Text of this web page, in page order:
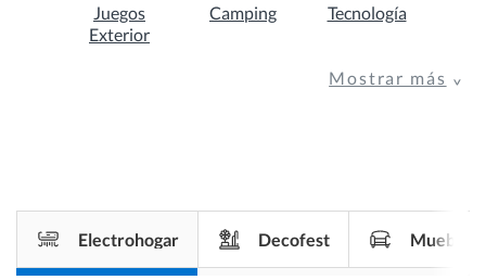
Juegos
Exterior
Camping Tecnología
Mostrar más
Electrohogar Decofest Muebles